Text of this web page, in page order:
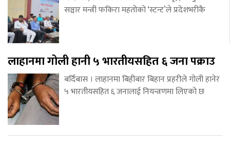
सञ्चार मन्त्री फकिरा महतोको ‘स्टन्ट’ले प्रदेशभरीकै
लाहानमा गोली हानी ५ भारतीयसहित ६ जना पक्राउ
बर्दिबास । लाहानमा बिहीबार बिहान प्रहरीले गोली हानेर
५ भारतीयसहित ६ जनालाई नियन्त्रणमा लिएको छ